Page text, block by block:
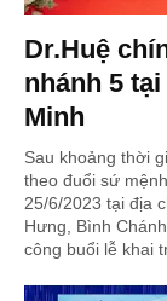
Dr.Huệ
nhánh 5
Minh
Sau khoảng thời
theo đuổi sứ
25/6/2023 tại địa
Hưng, Bình
công buổi lễ khai